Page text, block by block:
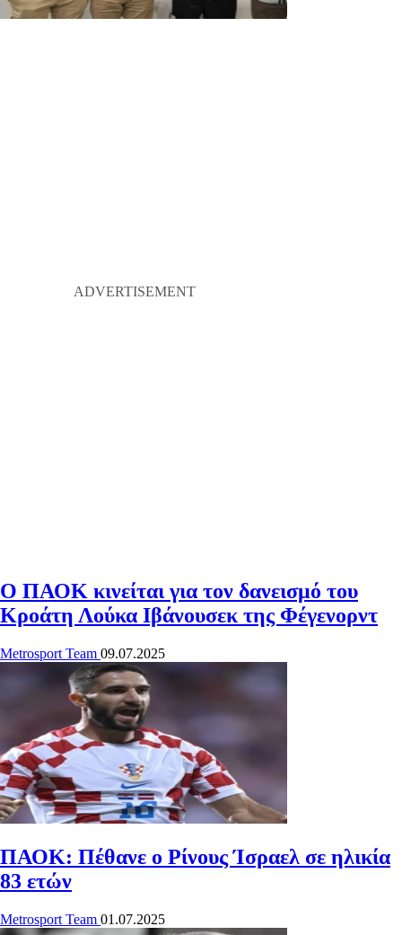
O ΠΑΟΚ κινείται για τον δανεισμό του
Κροάτη Λούκα Ιβάνουσεκ της Φέγενορντ
Metrosport Team 09.07.2025
ΠΑΟΚ: Πέθανε ο Ρίνους Ίσραελ σε ηλικία
83 ετών
Metrosport Team 01.07.2025